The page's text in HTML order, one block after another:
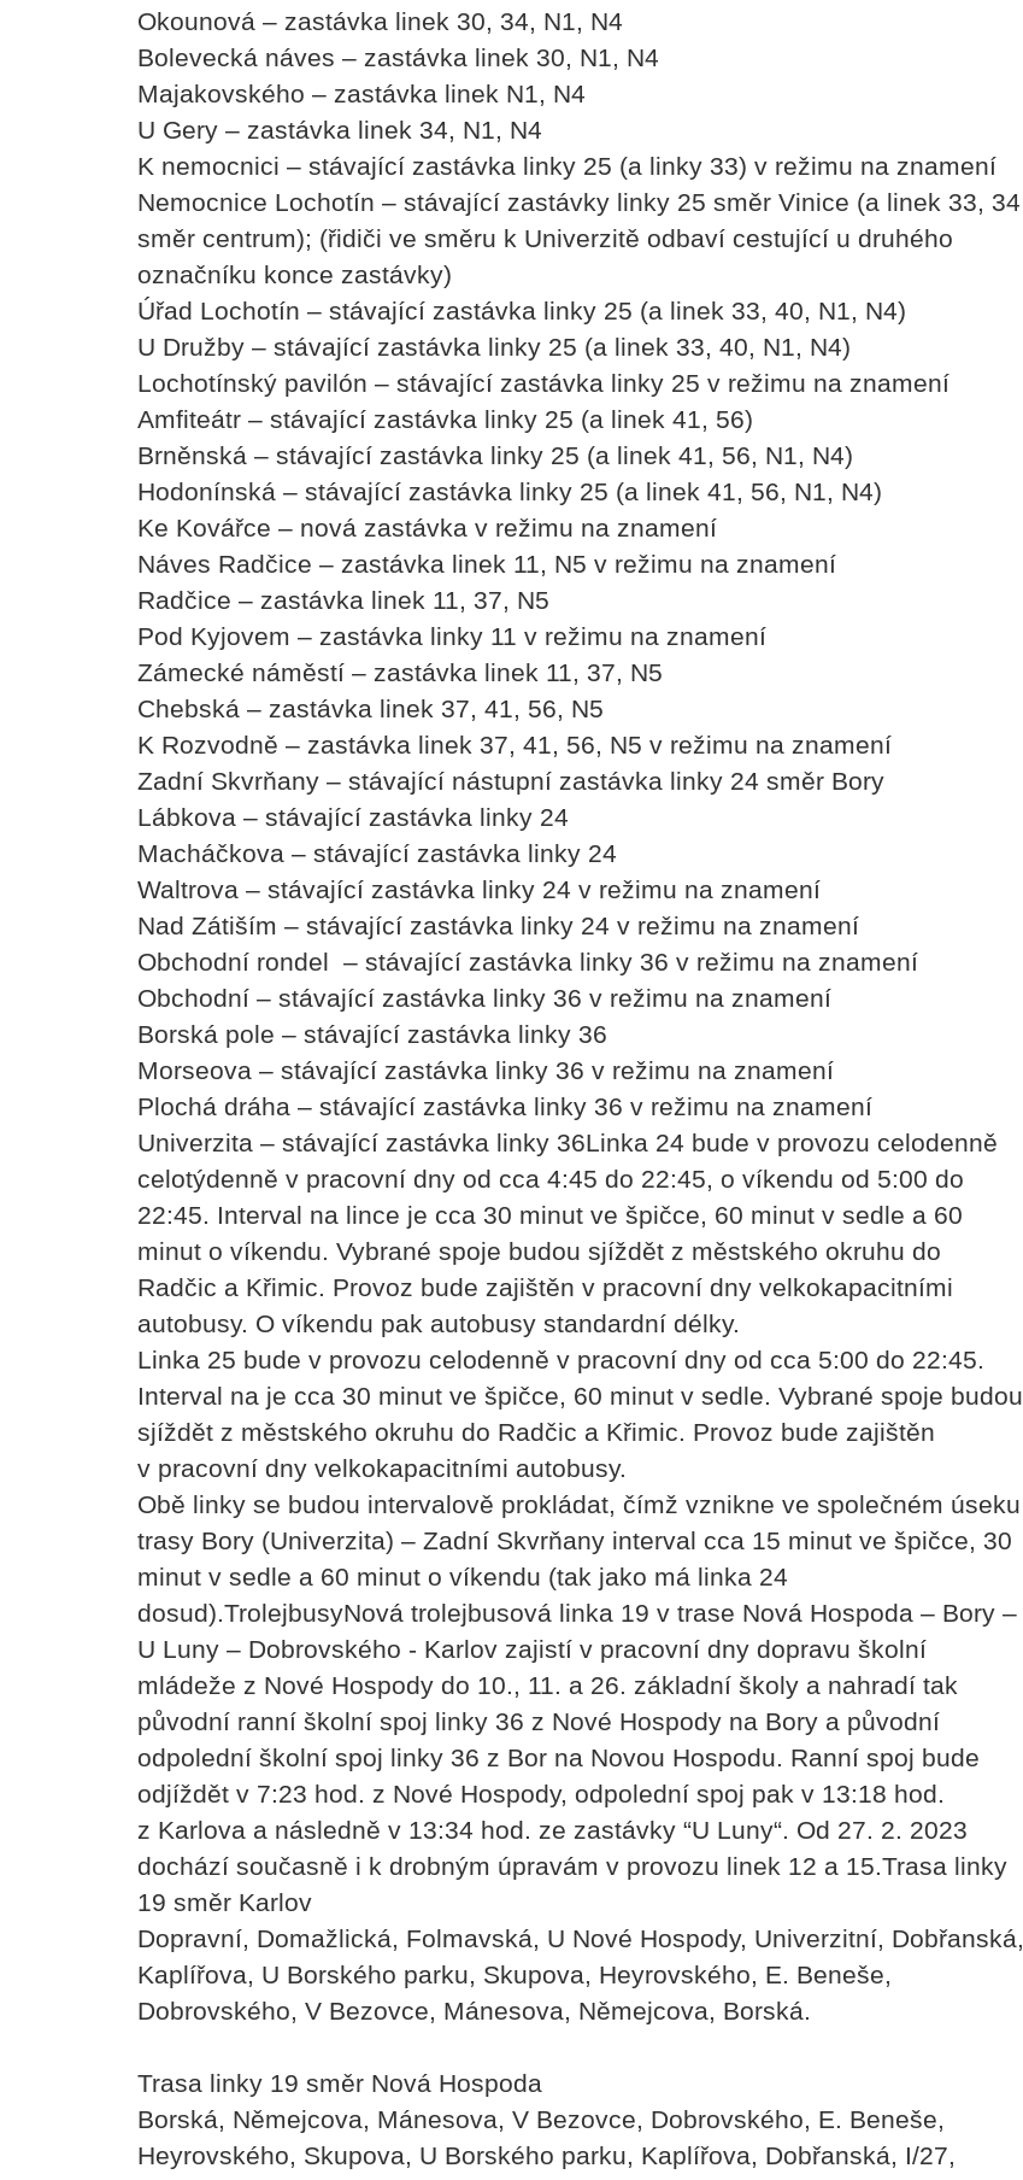
Okounová – zastávka linek 30, 34, N1, N4
Bolevecká náves – zastávka linek 30, N1, N4
Majakovského – zastávka linek N1, N4
U Gery – zastávka linek 34, N1, N4
K nemocnici – stávající zastávka linky 25 (a linky 33) v režimu na znamení
Nemocnice Lochotín – stávající zastávky linky 25 směr Vinice (a linek 33, 34
směr centrum); (řidiči ve směru k Univerzitě odbaví cestující u druhého
označníku konce zastávky)
Úřad Lochotín – stávající zastávka linky 25 (a linek 33, 40, N1, N4)
U Družby – stávající zastávka linky 25 (a linek 33, 40, N1, N4)
Lochotínský pavilón – stávající zastávka linky 25 v režimu na znamení
Amfiteátr – stávající zastávka linky 25 (a linek 41, 56)
Brněnská – stávající zastávka linky 25 (a linek 41, 56, N1, N4)
Hodonínská – stávající zastávka linky 25 (a linek 41, 56, N1, N4)
Ke Kovářce – nová zastávka v režimu na znamení
Náves Radčice – zastávka linek 11, N5 v režimu na znamení
Radčice – zastávka linek 11, 37, N5
Pod Kyjovem – zastávka linky 11 v režimu na znamení
Zámecké náměstí – zastávka linek 11, 37, N5
Chebská – zastávka linek 37, 41, 56, N5
K Rozvodně – zastávka linek 37, 41, 56, N5 v režimu na znamení
Zadní Skvrňany – stávající nástupní zastávka linky 24 směr Bory
Lábkova – stávající zastávka linky 24
Macháčkova – stávající zastávka linky 24
Waltrova – stávající zastávka linky 24 v režimu na znamení
Nad Zátiším – stávající zastávka linky 24 v režimu na znamení
Obchodní rondel – stávající zastávka linky 36 v režimu na znamení
Obchodní – stávající zastávka linky 36 v režimu na znamení
Borská pole – stávající zastávka linky 36
Morseova – stávající zastávka linky 36 v režimu na znamení
Plochá dráha – stávající zastávka linky 36 v režimu na znamení
Univerzita – stávající zastávka linky 36Linka 24 bude v provozu celodenně
celotýdenně v pracovní dny od cca 4:45 do 22:45, o víkendu od 5:00 do
22:45. Interval na lince je cca 30 minut ve špičce, 60 minut v sedle a 60
minut o víkendu. Vybrané spoje budou sjíždět z městského okruhu do
Radčic a Křimic. Provoz bude zajištěn v pracovní dny velkokapacitními
autobusy. O víkendu pak autobusy standardní délky.
Linka 25 bude v provozu celodenně v pracovní dny od cca 5:00 do 22:45.
Interval na je cca 30 minut ve špičce, 60 minut v sedle. Vybrané spoje budou
sjíždět z městského okruhu do Radčic a Křimic. Provoz bude zajištěn
v pracovní dny velkokapacitními autobusy.
Obě linky se budou intervalově prokládat, čímž vznikne ve společném úseku
trasy Bory (Univerzita) – Zadní Skvrňany interval cca 15 minut ve špičce, 30
minut v sedle a 60 minut o víkendu (tak jako má linka 24
dosud).TrolejbusyNová trolejbusová linka 19 v trase Nová Hospoda – Bory –
U Luny – Dobrovského - Karlov zajistí v pracovní dny dopravu školní
mládeže z Nové Hospody do 10., 11. a 26. základní školy a nahradí tak
původní ranní školní spoj linky 36 z Nové Hospody na Bory a původní
odpolední školní spoj linky 36 z Bor na Novou Hospodu. Ranní spoj bude
odjíždět v 7:23 hod. z Nové Hospody, odpolední spoj pak v 13:18 hod.
z Karlova a následně v 13:34 hod. ze zastávky “U Luny“. Od 27. 2. 2023
dochází současně i k drobným úpravám v provozu linek 12 a 15.Trasa linky
19 směr Karlov
Dopravní, Domažlická, Folmavská, U Nové Hospody, Univerzitní, Dobřanská,
Kaplířova, U Borského parku, Skupova, Heyrovského, E. Beneše,
Dobrovského, V Bezovce, Mánesova, Němejcova, Borská.
Trasa linky 19 směr Nová Hospoda
Borská, Němejcova, Mánesova, V Bezovce, Dobrovského, E. Beneše,
Heyrovského, Skupova, U Borského parku, Kaplířova, Dobřanská, I/27,